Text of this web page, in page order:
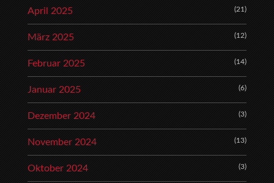
April 2025 (21)
März 2025 (12)
Februar 2025 (14)
Januar 2025 (6)
Dezember 2024 (3)
November 2024 (13)
Oktober 2024 (3)